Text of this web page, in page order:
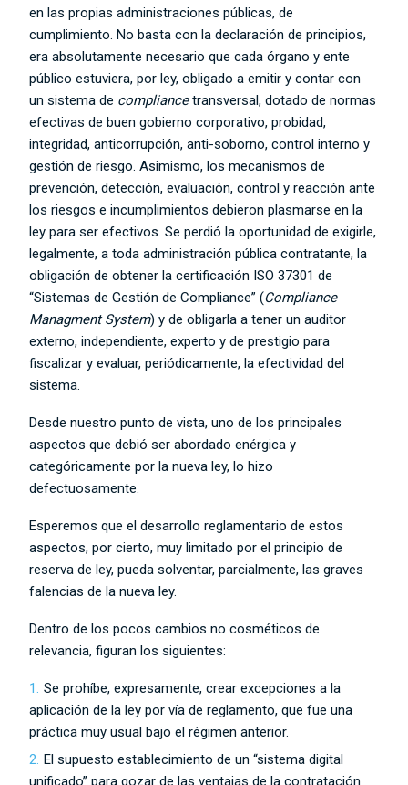
en las propias administraciones públicas, de
cumplimiento. No basta con la declaración de principios,
era absolutamente necesario que cada órgano y ente
público estuviera, por ley, obligado a emitir y contar con
un sistema de compliancetransversal, dotado de normas
efectivas de buen gobierno corporativo, probidad,
integridad, anticorrupción, anti-soborno, control interno y
gestión de riesgo. Asimismo, los mecanismos de
prevención, detección, evaluación, control y reacción ante
los riesgos e incumplimientos debieron plasmarse en la
ley para ser efectivos. Se perdió la oportunidad de exigirle,
legalmente, a toda administración pública contratante, la
obligación de obtener la certificación ISO 37301 de
“Sistemas de Gestión de Compliance” (Compliance
Managment System) y de obligarla a tener un auditor
externo, independiente, experto y de prestigio para
fiscalizar y evaluar, periódicamente, la efectividad del
sistema.
Desde nuestro punto de vista, uno de los principales
aspectos que debió ser abordado enérgica y
categóricamente por la nueva ley, lo hizo
defectuosamente.
Esperemos que el desarrollo reglamentario de estos
aspectos, por cierto, muy limitado por el principio de
reserva de ley, pueda solventar, parcialmente, las graves
falencias de la nueva ley.
Dentro de los pocos cambios no cosméticos de
relevancia, figuran los siguientes:
Se prohíbe, expresamente, crear excepciones a la
aplicación de la ley por vía de reglamento, que fue una
práctica muy usual bajo el régimen anterior.
El supuesto establecimiento de un “sistema digital
unificado” para gozar de las ventajas de la contratación